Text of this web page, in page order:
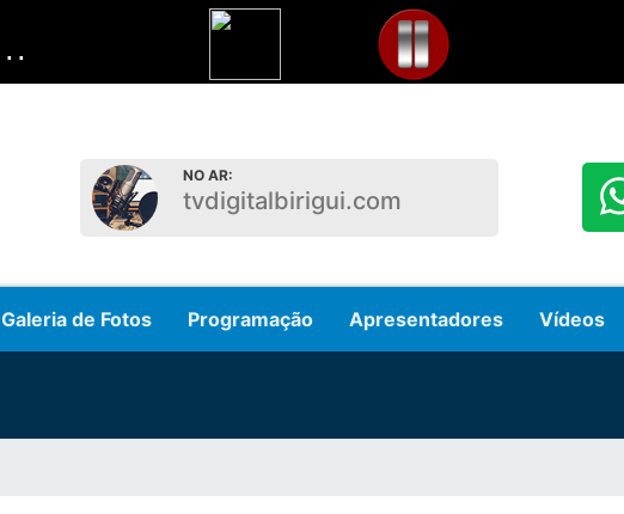
NO AR:
tvdigitalbirigui.com
Galeria de Fotos Programação Apresentadores Vídeos